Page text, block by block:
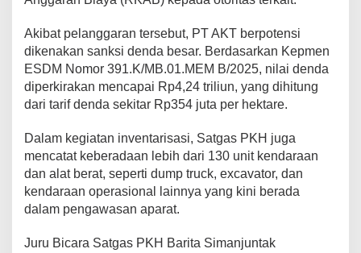
Akibat pelanggaran tersebut, PT AKT berpotensi
dikenakan sanksi denda besar. Berdasarkan Kepmen
ESDM Nomor 391.K/MB.01.MEM B/2025, nilai denda
diperkirakan mencapai Rp4,24 triliun, yang dihitung
dari tarif denda sekitar Rp354 juta per hektare.
Dalam kegiatan inventarisasi, Satgas PKH juga
mencatat keberadaan lebih dari 130 unit kendaraan
dan alat berat, seperti dump truck, excavator, dan
kendaraan operasional lainnya yang kini berada
dalam pengawasan aparat.
Juru Bicara Satgas PKH Barita Simanjuntak